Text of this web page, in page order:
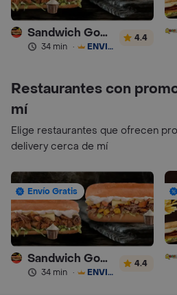
Sandwich Gourmet Salsa de Ajo
34 min · ENVÍO GRATIS
4.4
Restaurantes con
mí
Elige restaurantes que ofrecen
delivery cerca de mí
Envío Gratis
Sandwich Gourmet Salsa de Ajo
34 min · ENVÍO GRATIS
4.4